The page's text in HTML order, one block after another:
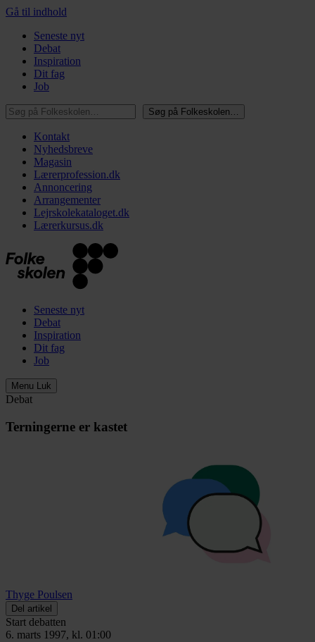
Gå til indhold
Seneste nyt
Debat
Inspiration
Dit fag
Job
Søg på Folkeskolen…
Søg på Folkeskolen…
Kontakt
Nyhedsbreve
Magasin
Lærerprofession.dk
Annoncering
Arrangementer
Lejrskolekataloget.dk
Lærerkursus.dk
Seneste nyt
Debat
Inspiration
Dit fag
Job
Menu Luk
Debat
Terningerne er kastet
Thyge Poulsen
Del artikel
Start debatten
6. marts 1997, kl. 01:00